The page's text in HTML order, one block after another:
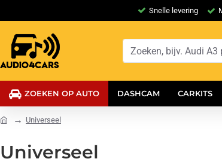
Snelle levering
ZOEKEN OP AUTO DASHCAM CARKITS
Universeel
Universeel